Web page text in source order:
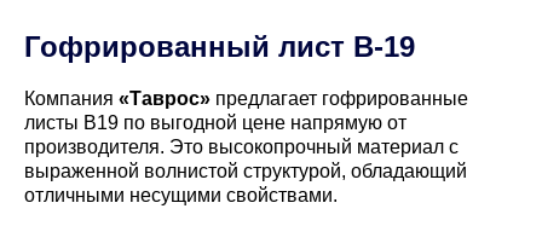
Гофрированный лист В-19
Компания «Таврос» предлагает гофрированные
листы В19 по выгодной цене напрямую от
производителя. Это высокопрочный материал с
выраженной волнистой структурой, обладающий
отличными несущими свойствами.